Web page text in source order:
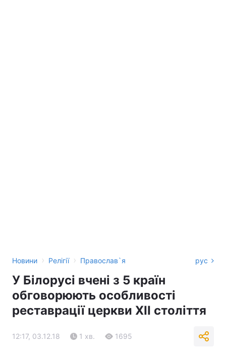
Новини › Релігії › Православ`я рус
У Білорусі вчені з 5 країн
обговорюють особливості
реставрації церкви XII століття
12:17, 03.12.18 1 хв. 1695